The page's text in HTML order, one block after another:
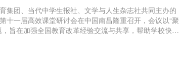
集团、当代中学生报社、文学与人生杂志社共同主办的
十一届高效课堂研讨会在中国南昌隆重召开，会议以“聚
旨在加强全国教育改革经验交流与共享，帮助学校快速
勤龙、上海交通大学附属中学张林主任、金太阳教育研